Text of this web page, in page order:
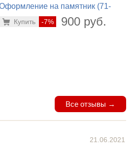
на памятник (71-
-7% 900 руб.
Купить
Все отзывы →
21.06.2021